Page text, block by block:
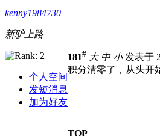
kenny1984730
新驴上路
个人空间
发短消息
加为好友
181# 大 中 小发表于
积分清零了，从头开
TOP